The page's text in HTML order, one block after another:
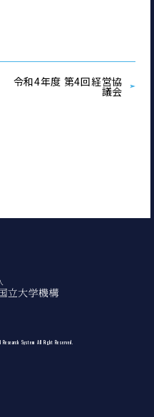
令和4年度 第4回経営協
議会
System All Right Reserved.